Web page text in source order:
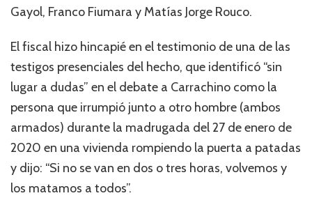
Gayol, Franco Fiumara y Matías Jorge Rouco.
El fiscal hizo hincapié en el testimonio de una de las
testigos presenciales del hecho, que identificó “sin
lugar a dudas” en el debate a Carrachino como la
persona que irrumpió junto a otro hombre (ambos
armados) durante la madrugada del 27 de enero de
2020 en una vivienda rompiendo la puerta a patadas
y dijo: “Si no se van en dos o tres horas, volvemos y
los matamos a todos”.